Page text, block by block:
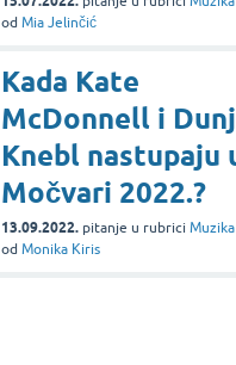
od Mia Jelinčić
Kada Kate
McDonnell i
Knebl nastupaju
Močvari 2022.?
13.09.2022. pitanje u rubrici
od Monika Kiris